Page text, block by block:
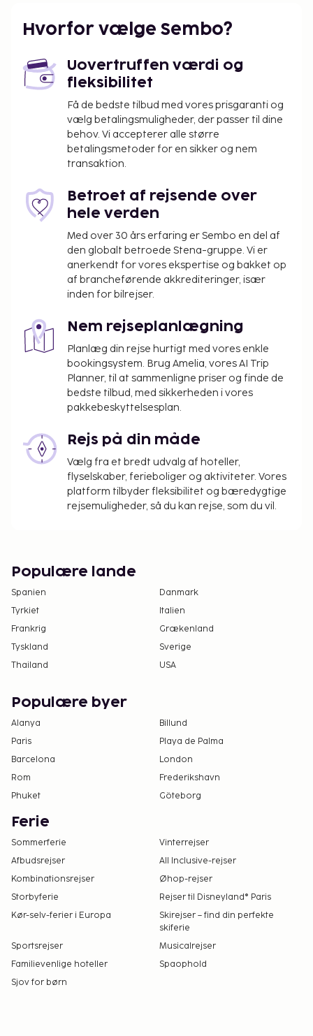
Hvorfor vælge Sembo?
Uovertruffen værdi og
fleksibilitet
Få de bedste tilbud med vores prisgaranti og
vælg betalingsmuligheder, der passer til dine
behov. Vi accepterer alle større
betalingsmetoder for en sikker og nem
transaktion.
Betroet af rejsende over
hele verden
Med over 30 års erfaring er Sembo en del af
den globalt betroede Stena-gruppe. Vi er
anerkendt for vores ekspertise og bakket op
af brancheførende akkrediteringer, især
inden for bilrejser.
Nem rejseplanlægning
Planlæg din rejse hurtigt med vores enkle
bookingsystem. Brug Amelia, vores AI Trip
Planner, til at sammenligne priser og finde de
bedste tilbud, med sikkerheden i vores
pakkebeskyttelsesplan.
Rejs på din måde
Vælg fra et bredt udvalg af hoteller,
flyselskaber, ferieboliger og aktiviteter. Vores
platform tilbyder fleksibilitet og bæredygtige
rejsemuligheder, så du kan rejse, som du vil.
Populære lande
Spanien
Danmark
Tyrkiet
Italien
Frankrig
Grækenland
Tyskland
Sverige
Thailand
USA
Populære byer
Alanya
Billund
Paris
Playa de Palma
Barcelona
London
Rom
Frederikshavn
Phuket
Göteborg
Ferie
Sommerferie
Vinterrejser
Afbudsrejser
All Inclusive-rejser
Kombinationsrejser
Øhop-rejser
Storbyferie
Rejser til Disneyland® Paris
Kør-selv-ferier i Europa
Skirejser – find din perfekte
skiferie
Sportsrejser
Musicalrejser
Familievenlige hoteller
Spaophold
Sjov for børn